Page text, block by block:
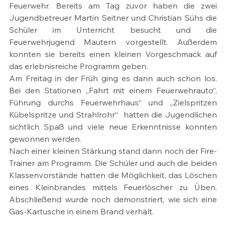
Feuerwehr. Bereits am Tag zuvor haben die zwei
Jugendbetreuer Martin Seitner und Christian Sühs die
Schüler im Unterricht besucht und die
Feuerwehrjugend Mautern vorgestellt. Außerdem
konnten sie bereits einen kleinen Vorgeschmack auf
das erlebnisreiche Programm geben.
Am Freitag in der Früh ging es dann auch schon los.
Bei den Stationen „Fahrt mit einem Feuerwehrauto“,
Führung durchs Feuerwehrhaus“ und „Zielspritzen
Kübelspritze und Strahlrohr“  hatten die Jugendlichen
sichtlich Spaß und viele neue Erkenntnisse konnten
gewonnen werden.
Nach einer kleinen Stärkung stand dann noch der Fire-
Trainer am Programm. Die Schüler und auch die beiden
Klassenvorstände hatten die Möglichkeit, das Löschen
eines Kleinbrandes mittels Feuerlöscher zu Üben.
Abschließend wurde noch demonstriert, wie sich eine
Gas-Kartusche in einem Brand verhält.